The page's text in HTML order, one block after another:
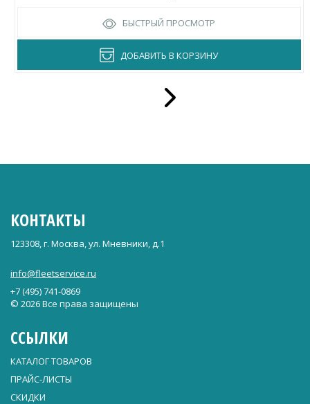
БЫСТРЫЙ ПРОСМОТР
ДОБАВИТЬ В КОРЗИНУ
КОНТАКТЫ
123308, г. Москва, ул. Мневники, д.1
info@fleetservice.ru
+7 (495) 741-0869
© 2026 Все права защищены
ССЫЛКИ
КАТАЛОГ ТОВАРОВ
ПРАЙС-ЛИСТЫ
СКИДКИ